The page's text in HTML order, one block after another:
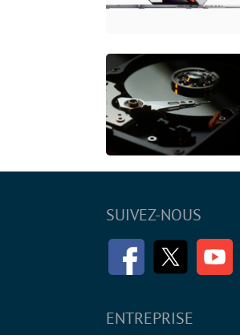
SUIVEZ-NOUS
FacebookTwitter
ENTREPRISE